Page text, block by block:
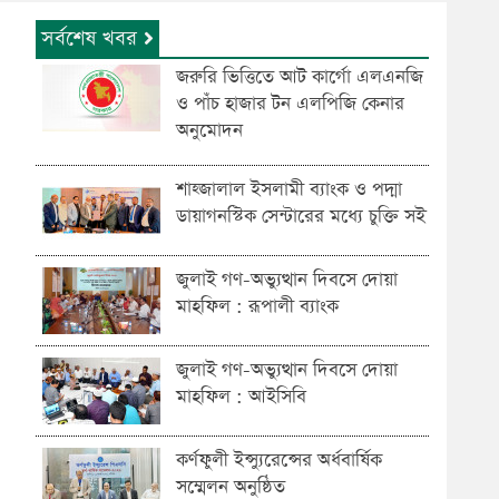
সর্বশেষ খবর
জরুরি ভিত্তিতে আট কার্গো এলএনজি
ও পাঁচ হাজার টন এলপিজি কেনার
অনুমোদন
শাহ্জালাল ইসলামী ব্যাংক ও পদ্মা
ডায়াগনস্টিক সেন্টারের মধ্যে চুক্তি সই
জুলাই গণ-অভ্যুত্থান দিবসে দোয়া
মাহফিল : রূপালী ব্যাংক
জুলাই গণ-অভ্যুত্থান দিবসে দোয়া
মাহফিল : আইসিবি
কর্ণফুলী ইন্স্যুরেন্সের অর্ধবার্ষিক
সম্মেলন অনুষ্ঠিত